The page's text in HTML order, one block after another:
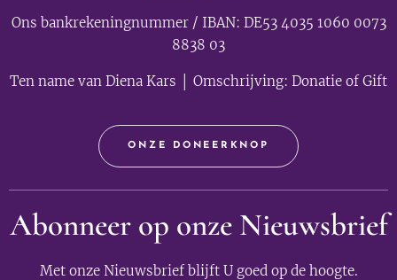
Ons bankrekeningnummer / IBAN: DE53 4035 1060 0073
8838 03
Ten name van Diena Kars │ Omschrijving: Donatie of Gift
ONZE DONEERKNOP
Abonneer op onze Nieuwsbrief
Met onze Nieuwsbrief blijft U goed op de hoogte.